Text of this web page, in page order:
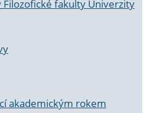
Filozofické fakulty Univerzity
akademickým rokem